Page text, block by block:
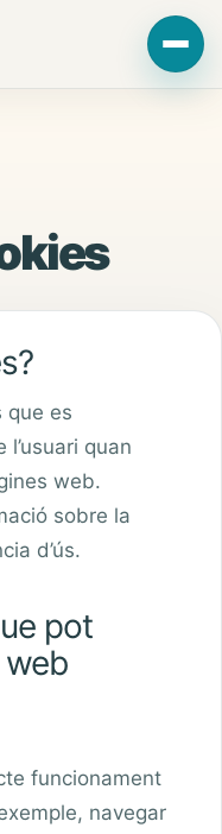
que es
quan
web.
sobre la
d’ús.
pot
funcionament
navegar